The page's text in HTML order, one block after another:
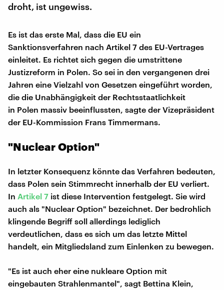
droht, ist ungewiss.
Es ist das erste Mal, dass die EU ein
Sanktionsverfahren nach Artikel 7 des EU-Vertrages
einleitet. Es richtet sich gegen die umstrittene
Justizreform in Polen. So sei in den vergangenen drei
Jahren eine Vielzahl von Gesetzen eingeführt worden,
die die Unabhängigkeit der Rechtsstaatlichkeit
in Polen massiv beeinflussten, sagte der Vizepräsident
der EU-Kommission Frans Timmermans.
"Nuclear Option"
In letzter Konsequenz könnte das Verfahren bedeuten,
dass Polen sein Stimmrecht innerhalb der EU verliert.
In Artikel 7 ist diese Intervention festgelegt. Sie wird
auch als "Nuclear Option" bezeichnet. Der bedrohlich
klingende Begriff soll allerdings lediglich
verdeutlichen, dass es sich um das letzte Mittel
handelt, ein Mitgliedsland zum Einlenken zu bewegen.
"Es ist auch eher eine nukleare Option mit
eingebauten Strahlenmantel", sagt Bettina Klein,